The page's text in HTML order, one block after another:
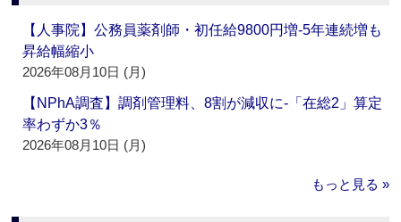
【人事院】公務員薬剤師・初任給9800円増‐5年連続増も
昇給幅縮小
2026年08月10日 (月)
【NPhA調査】調剤管理料、8割が減収に‐「在総2」算定
率わずか3％
2026年08月10日 (月)
もっと見る »